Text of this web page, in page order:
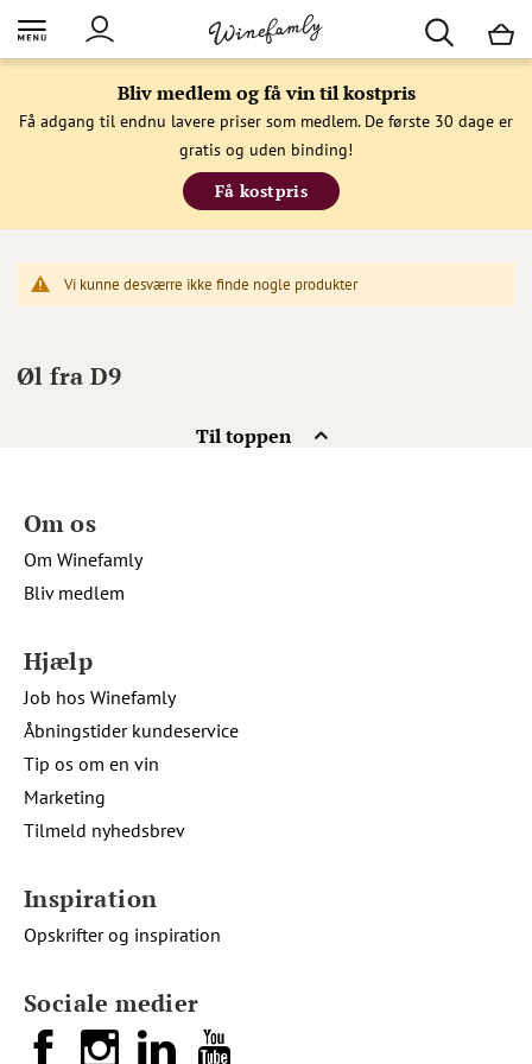
Bliv medlem og få vin til kostpris
Få adgang til endnu lavere priser som medlem. De første 30 dage er
gratis og uden binding!
Få kostpris
Vi kunne desværre ikke finde nogle produkter
Til toppen
Øl fra D9
Sociale medier
Om os
Om Winefamly
Bliv medlem
Hjælp
Job hos Winefamly
Åbningstider kundeservice
Tip os om en vin
Marketing
Tilmeld nyhedsbrev
Inspiration
Opskrifter og inspiration